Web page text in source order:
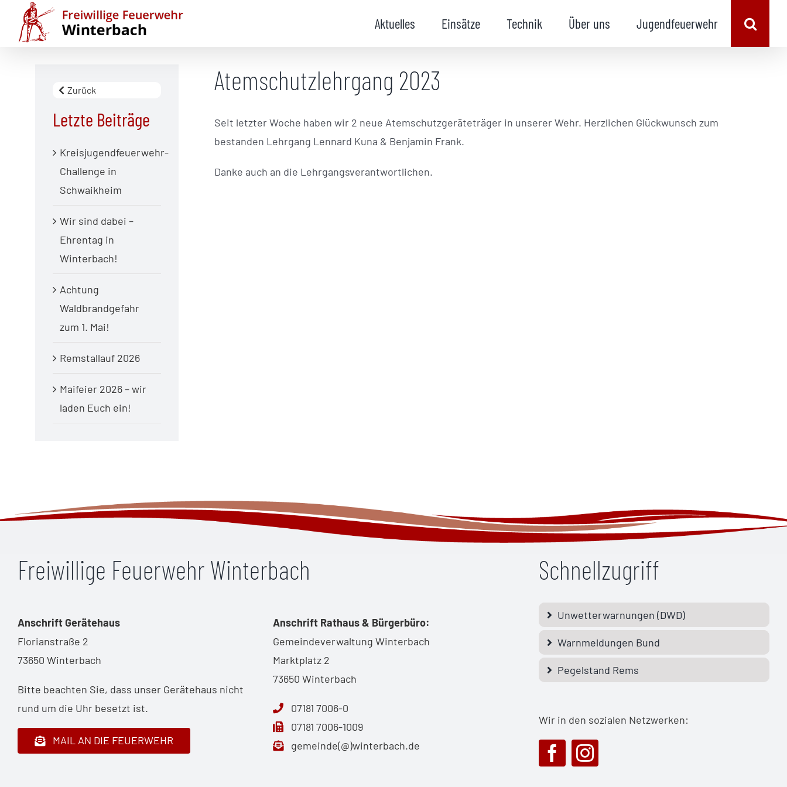
Inhalt
springen
Aktuelles Einsätze Technik Über uns Jugendfeuerwehr
Atemschutzlehrgang 2023
Seit letzter Woche haben wir 2 neue Atemschutzgeräteträger in unserer Wehr. Herzlichen Glückwunsch zum
bestanden Lehrgang Lennard Kuna & Benjamin Frank.
Danke auch an die Lehrgangsverantwortlichen.
Zurück
Letzte Beiträge
Kreisjugendfeuerwehr-
Challenge in
Schwaikheim
Wir sind dabei –
Ehrentag in
Winterbach!
Achtung
Waldbrandgefahr
zum 1. Mai!
Remstallauf 2026
Maifeier 2026 – wir
laden Euch ein!
Freiwillige Feuerwehr Winterbach
Anschrift Gerätehaus
Florianstraße 2
73650 Winterbach
Bitte beachten Sie, dass unser Gerätehaus nicht
rund um die Uhr besetzt ist.
MAIL AN DIE FEUERWEHR
Anschrift Rathaus & Bürgerbüro:
Gemeindeverwaltung Winterbach
Marktplatz 2
73650 Winterbach
07181 7006-0
07181 7006-1009
gemeinde(@)winterbach.de
Schnellzugriff
Unwetterwarnungen (DWD)
Warnmeldungen Bund
Pegelstand Rems
Wir in den sozialen Netzwerken: